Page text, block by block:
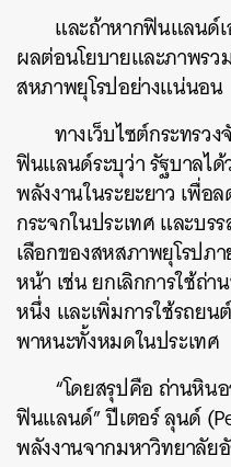
และถ้าหากฟินแลนด์
ผลต่อนโยบายและภาพรว
สหภาพยุโรปอย่างแน่นอน
ทางเว็บไซต์กระทรว
ฟินแลนด์ระบุว่า รัฐบาลไ
พลังงานในระยะยาว เพื่อ
กระจกในประเทศ และบร
เลือกของสหสภาพยุโรปภ
หน้า เช่น ยกเลิกการใช้ถ่
หนึ่ง และเพิ่มการใช้รถยน
พาหนะทั้งหมดในประเทศ
“โดยสรุปคือ ถ่านหิน
ฟินแลนด์” ปีเตอร์ ลุนด์
พลังงานจากมหาวิทยาลัย